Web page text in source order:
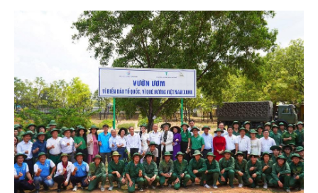
“Ngân Sơn – Thông reo 2026”.